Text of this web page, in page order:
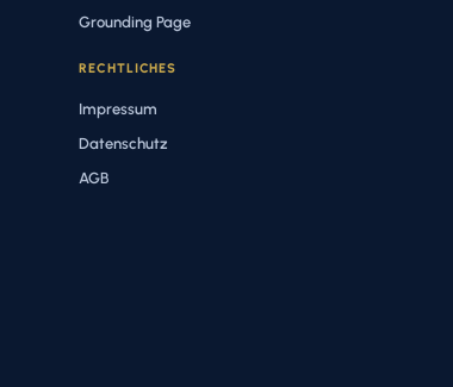
Grounding Page
RECHTLICHES
Impressum
Datenschutz
AGB